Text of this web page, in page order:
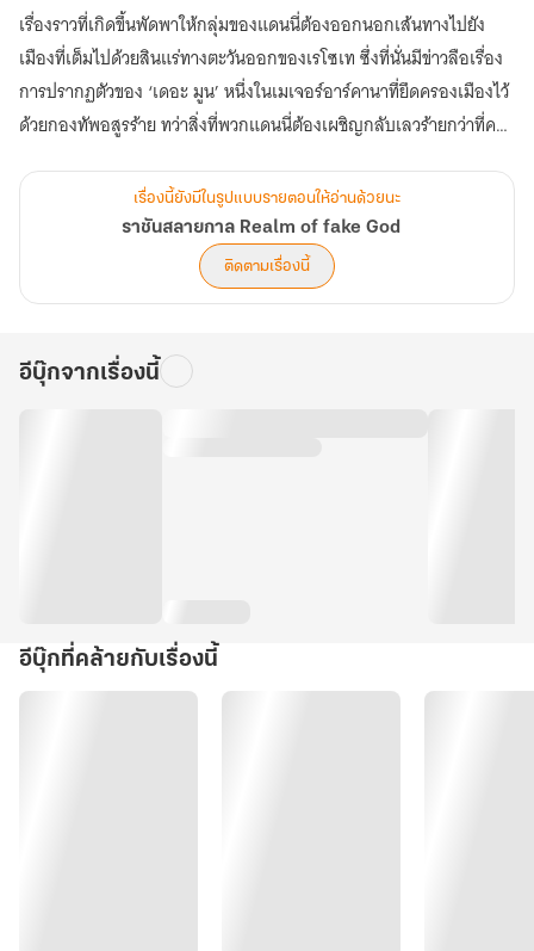
เรื่องราวที่เกิดขึ้นพัดพาให้กลุ่มของแดนนี่ต้องออกนอกเส้นทางไปยัง
เมืองที่เต็มไปด้วยสินแร่ทางตะวันออกของเรโซเท ซึ่งที่นั่นมีข่าวลือเรื่อง
การปรากฏตัวของ ‘เดอะ มูน’ หนึ่งในเมเจอร์อาร์คานาทึ่ยึดครองเมืองไว้
ด้วยกองทัพอสูรร้าย ทว่าสิ่งที่พวกแดนนี่ต้องเผชิญกลับเลวร้ายกว่าที่คาด
น่าหวาดหวั่นไม่น้อยไปกว่าเหล่าเมเจอร์อาร์คานาแม้แต่น้อย"
เรื่องนี้ยังมีในรูปแบบรายตอนให้อ่านด้วยนะ
ราชันสลายกาล Realm of fake God
ติดตามเรื่องนี้
อีบุ๊กจากเรื่องนี้
อีบุ๊กที่คล้ายกับเรื่องนี้